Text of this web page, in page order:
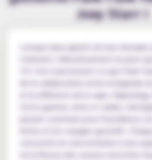
Joey Starr !
Lorsque deux géants de leur domaine
s'unissent, l'aboutissement ne peut
! Et c'est exactement ce que Punk
de la collaboration entre la légende
et la référence de la vape, Vapeology,
Cette gamme, riche et variée,
passion commune pour l'excellence,
fortes et les voyages gustatifs.
concentré est une invitation à une